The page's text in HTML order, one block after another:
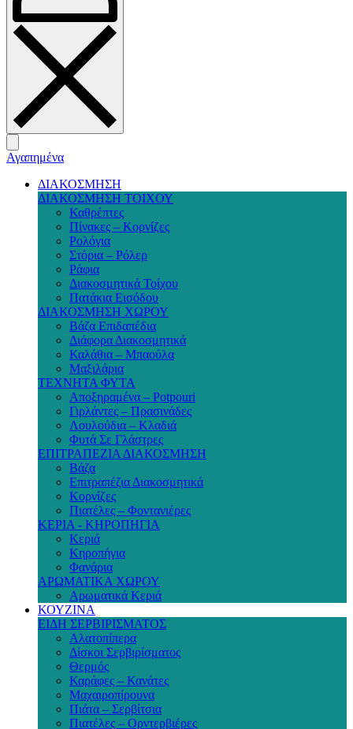
Αγαπημένα
ΔΙΑΚΟΣΜΗΣΗ
ΔΙΑΚΟΣΜΗΣΗ ΤΟΙΧΟΥ
Καθρέπτες
Πίνακες – Κορνίζες
Ρολόγια
Στόρια – Ρόλερ
Ράφια
Διακοσμητικά Τοίχου
Πατάκια Εισόδου
ΔΙΑΚΟΣΜΗΣΗ ΧΩΡΟΥ
Βάζα Επιδαπέδια
Διάφορα Διακοσμητικά
Καλάθια – Μπαούλα
Μαξιλάρια
ΤΕΧΝΗΤΑ ΦΥΤΑ
Αποξηραμένα – Potpouri
Γιρλάντες – Πρασινάδες
Λουλούδια – Κλαδιά
Φυτά Σε Γλάστρες
ΕΠΙΤΡΑΠΕΖΙΑ ΔΙΑΚΟΣΜΗΣΗ
Βάζα
Επιτραπέζια Διακοσμητικά
Κορνίζες
Πιατέλες – Φοντανιέρες
ΚΕΡΙΑ - ΚΗΡΟΠΗΓΙΑ
Κεριά
Κηροπήγια
Φανάρια
ΑΡΩΜΑΤΙΚΑ ΧΩΡΟΥ
Αρωματικά Κεριά
ΚΟΥΖΙΝΑ
ΕΙΔΗ ΣΕΡΒΙΡΙΣΜΑΤΟΣ
Αλατοπίπερα
Δίσκοι Σερβιρίσματος
Θερμός
Καράφες – Κανάτες
Μαχαιροπίρουνα
Πιάτα – Σερβίτσια
Πιατέλες – Ορντερβιέρες